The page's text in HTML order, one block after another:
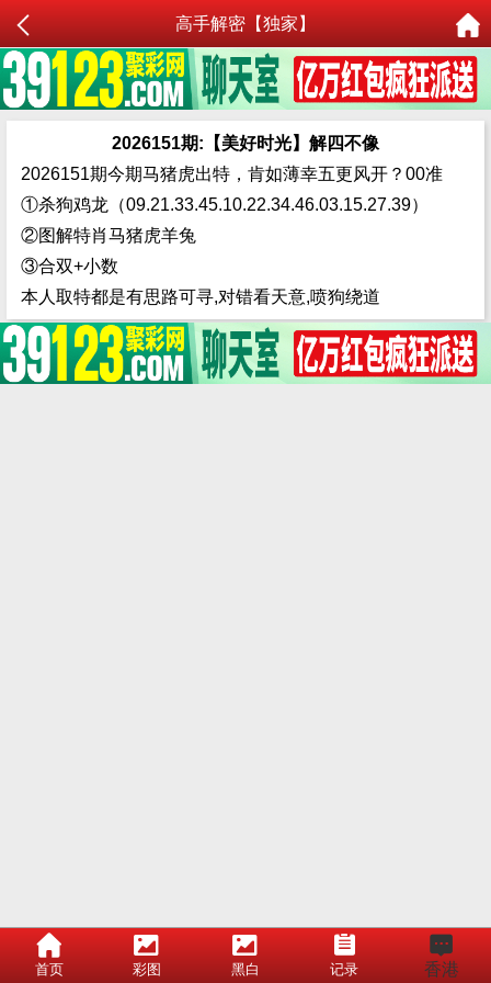
高手解密【独家】
2026151期:【美好时光】解四不像
2026151期今期马猪虎出特，肯如薄幸五更风开？00准
①杀狗鸡龙（09.21.33.45.10.22.34.46.03.15.27.39）
②图解特肖马猪虎羊兔
③合双+小数
本人取特都是有思路可寻,对错看天意,喷狗绕道
首页 彩图 黑白 记录 香港